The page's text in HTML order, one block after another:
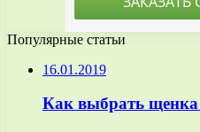
Популярные статьи
16.01.2019
Как выбрать